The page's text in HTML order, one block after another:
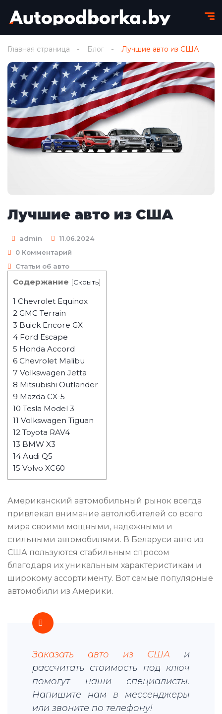
Главная страница Блог Лучшие авто из США
Лучшие авто из США
admin
11.06.2024
0 Комментарий
Статьи об авто
Содержание [Скрыть]
1 Chevrolet Equinox
2 GMC Terrain
3 Buick Encore GX
4 Ford Escape
5 Honda Accord
6 Chevrolet Malibu
7 Volkswagen Jetta
8 Mitsubishi Outlander
9 Mazda CX-5
10 Tesla Model 3
11 Volkswagen Tiguan
12 Toyota RAV4
13 BMW X3
14 Audi Q5
15 Volvo XC60
Американский автомобильный рынок всегда
привлекал внимание автолюбителей со всего
мира своими мощными, надежными и
стильными автомобилями. В Беларуси авто из
США пользуются стабильным спросом
благодаря их уникальным характеристикам и
широкому ассортименту. Вот самые популярные
автомобили из Америки.
Заказать авто из США и
рассчитать стоимость под ключ
помогут наши специалисты.
Напишите нам в мессенджеры
или звоните по телефону!